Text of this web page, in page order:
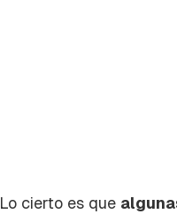
Lo cierto es que